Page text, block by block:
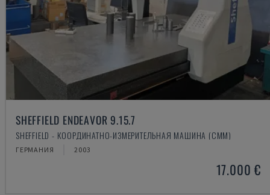
SHEFFIELD ENDEAVOR 9.15.7
SHEFFIELD - КООРДИНАТНО-ИЗМЕРИТЕЛЬНАЯ МАШИНА (CMM)
ГЕРМАНИЯ 2003
17.000 €